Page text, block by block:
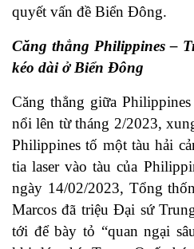
quyết vấn đề Biển Đông.
Căng thẳng Philippines –
kéo dài ở Biển Đông
Căng thẳng giữa
nổi lên từ tháng 2/2023,
Philippines tố một tàu hải
tia laser vào tàu của
ngày 14/02/2023, Tổng
Marcos đã triệu Đại sứ
tới để bày tỏ “quan ngại